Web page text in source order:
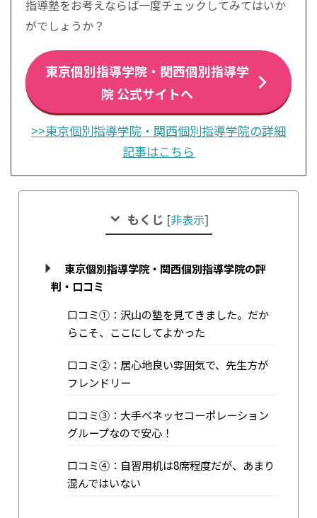
指導塾をお考えならば一度チェックしてみてはいか
がでしょうか？
東京個別指導学院・関西個別指導学
院 公式サイトへ
>>東京個別指導学院・関西個別指導学院の詳細
記事はこちら
もくじ [非表示]
東京個別指導学院・関西個別指導学院の評
判・口コミ
口コミ①：沢山の塾を見てきました。だか
らこそ、ここにしてよかった
口コミ②：居心地良い雰囲気で、先生方が
フレンドリー
口コミ③：大手ベネッセコーポレーション
グループなので安心！
口コミ④：自習用机は8席程度だが、あまり
混んではいない